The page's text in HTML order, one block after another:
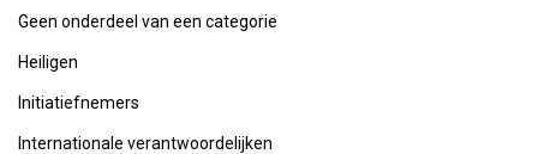
Geen onderdeel van een categorie
Heiligen
Initiatiefnemers
Internationale verantwoordelijken